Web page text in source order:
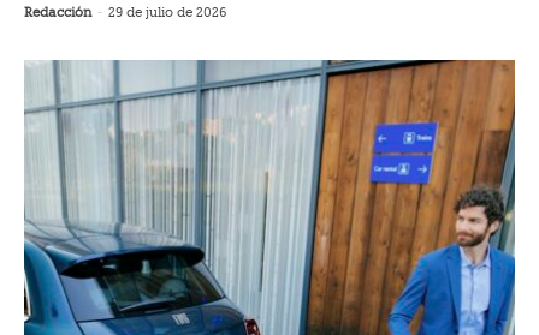
Redacción - 29 de julio de 2026